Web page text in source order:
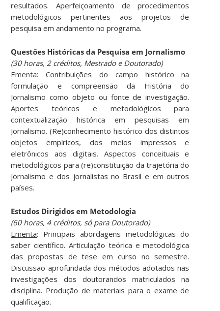
resultados. Aperfeiçoamento de procedimentos
metodológicos pertinentes aos projetos de
pesquisa em andamento no programa.
Questões Históricas da Pesquisa em Jornalismo
(30 horas, 2 créditos, Mestrado e Doutorado)
Ementa: Contribuições do campo histórico na
formulação e compreensão da História do
Jornalismo como objeto ou fonte de investigação.
Aportes teóricos e metodológicos para
contextualização histórica em pesquisas em
Jornalismo. (Re)conhecimento histórico dos distintos
objetos empíricos, dos meios impressos e
eletrônicos aos digitais. Aspectos conceituais e
metodológicos para (re)constituição da trajetória do
Jornalismo e dos jornalistas no Brasil e em outros
países.
Estudos Dirigidos em Metodologia
(60 horas, 4 créditos, só para Doutorado)
Ementa: Principais abordagens metodológicas do
saber científico. Articulação teórica e metodológica
das propostas de tese em curso no semestre.
Discussão aprofundada dos métodos adotados nas
investigações dos doutorandos matriculados na
disciplina. Produção de materiais para o exame de
qualificação.